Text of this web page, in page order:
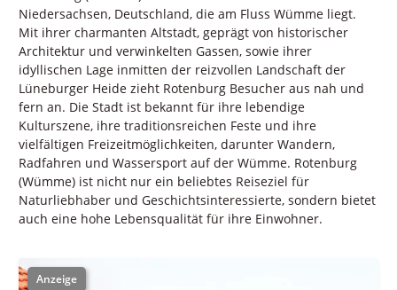
Niedersachsen, Deutschland, die am Fluss Wümme liegt.
Mit ihrer charmanten Altstadt, geprägt von historischer
Architektur und verwinkelten Gassen, sowie ihrer
idyllischen Lage inmitten der reizvollen Landschaft der
Lüneburger Heide zieht Rotenburg Besucher aus nah und
fern an. Die Stadt ist bekannt für ihre lebendige
Kulturszene, ihre traditionsreichen Feste und ihre
vielfältigen Freizeitmöglichkeiten, darunter Wandern,
Radfahren und Wassersport auf der Wümme. Rotenburg
(Wümme) ist nicht nur ein beliebtes Reiseziel für
Naturliebhaber und Geschichtsinteressierte, sondern bietet
auch eine hohe Lebensqualität für ihre Einwohner.